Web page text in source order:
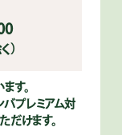
）
す。
プレミアム対
だけます。